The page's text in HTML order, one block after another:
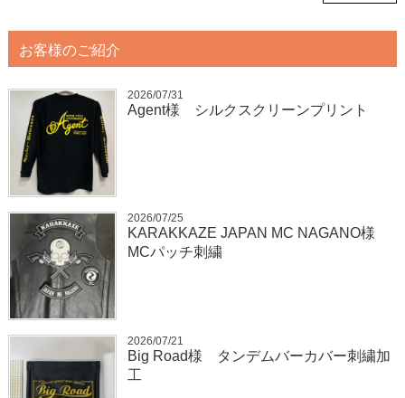
お客様のご紹介
2026/07/31
Agent様 シルクスクリーンプリント
2026/07/25
KARAKKAZE JAPAN MC NAGANO様
MCパッチ刺繍
2026/07/21
Big Road様 タンデムバーカバー刺繍加
工